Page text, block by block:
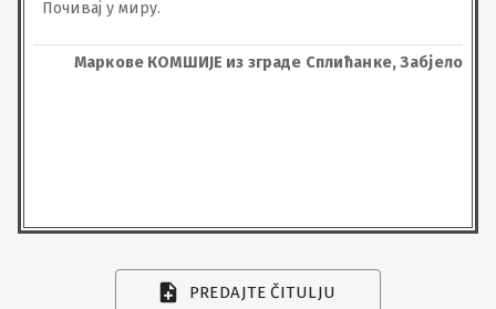
Почивај у миру.
Маркове КОМШИЈЕ из зграде Сплићанке, Забјело
PREDAJTE ČITULJU